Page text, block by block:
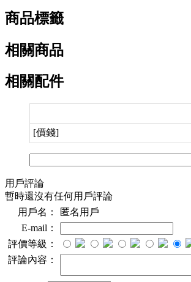
商品標籤
相關商品
相關配件
[價錢]
用戶評論
暫時還沒有任何用戶評論
用戶名：
匿名用戶
E-mail：
評價等級：
評論內容：